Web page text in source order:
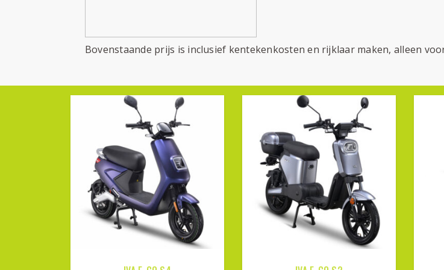
Bovenstaande prijs is inclusief kentekenkosten en rijklaar maken, alleen